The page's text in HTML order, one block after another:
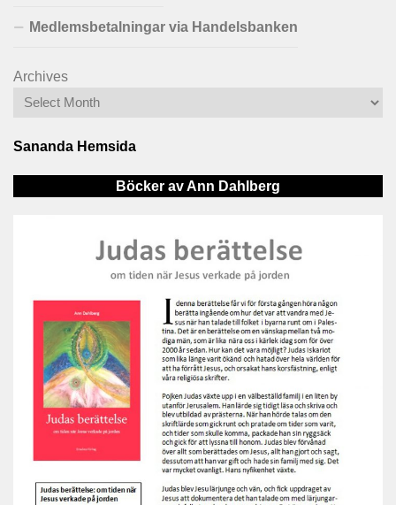
Medlemsbetalningar via Handelsbanken
Archives
Sananda Hemsida
Böcker av Ann Dahlberg